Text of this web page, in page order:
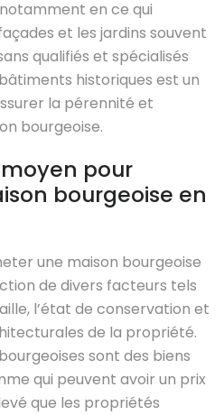
en ce qui
et les jardins souvent
qualifiés et spécialisés
historiques est un
la pérennité et
bourgeoise.
pour
bourgeoise en
une maison bourgeoise
de divers facteurs tels
l’état de conservation et
de la propriété.
sont des biens
qui peuvent avoir un prix
que les propriétés